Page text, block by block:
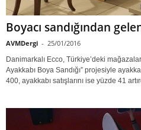
Boyacı sandığından
AVMDergi - 25/01/2016
Danimarkalı Ecco, Türkiye’deki
Ayakkabı Boya Sandığı” projesiyle
400, ayakkabı satışlarını ise yüzde 41